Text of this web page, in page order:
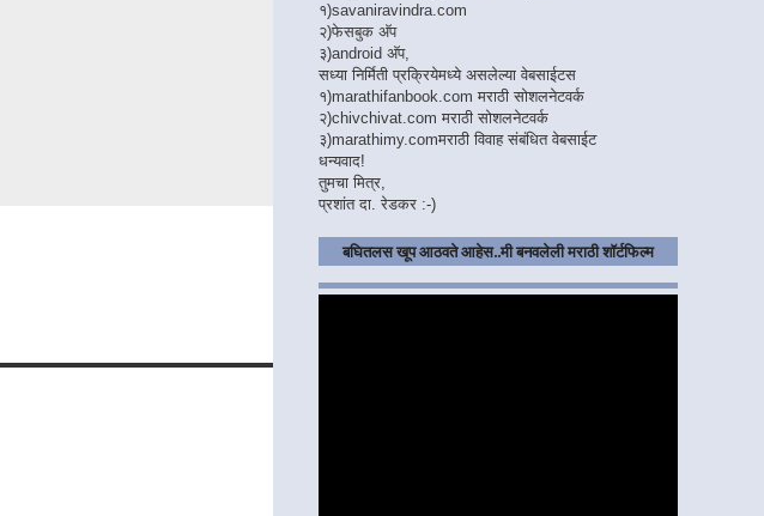
१)savaniravindra.com
२)फेसबुक अ‍ॅप
३)android अ‍ॅप,
सध्या निर्मिती प्रक्रियेमध्ये असलेल्या वेबसाईटस
१)marathifanbook.com मराठी सोशलनेटवर्क
२)chivchivat.com मराठी सोशलनेटवर्क
३)marathimy.comमराठी विवाह संबंधित वेबसाईट
धन्यवाद!
तुमचा मित्र,
प्रशांत दा. रेडकर :-)
बघितलस खूप आठवते आहेस..मी बनवलेली मराठी शॉर्टफिल्म